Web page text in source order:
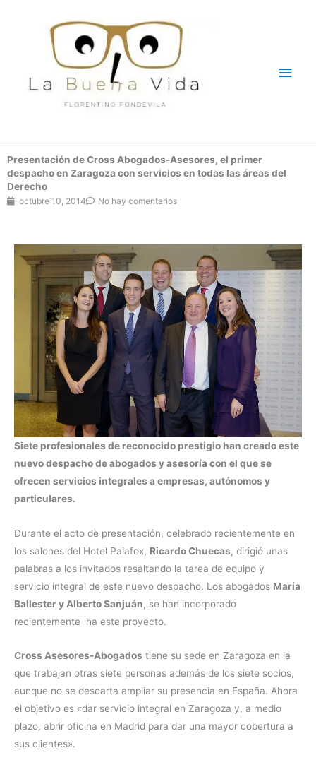
Presentación de Cross Abogados-Asesores, el primer
despacho en Zaragoza con servicios en todas las áreas del
Derecho
octubre 10, 2014 No hay comentarios
Siete profesionales de reconocido prestigio han creado este
nuevo despacho de abogados y asesoría con el que se
ofrecen servicios integrales a empresas, autónomos y
particulares.
Durante el acto de presentación, celebrado recientemente en
los salones del Hotel Palafox, Ricardo Chuecas, dirigió unas
palabras a los invitados resaltando la tarea de equipo y
servicio integral de este nuevo despacho. Los abogados María
Ballester y Alberto Sanjuán, se han incorporado
recientemente ha este proyecto.
Cross Asesores-Abogados tiene su sede en Zaragoza en la
que trabajan otras siete personas además de los siete socios,
aunque no se descarta ampliar su presencia en España. Ahora
el objetivo es «dar servicio integral en Zaragoza y, a medio
plazo, abrir oficina en Madrid para dar una mayor cobertura a
sus clientes».